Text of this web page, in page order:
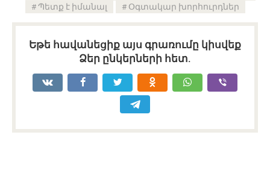
Պետք է իմանալ
Օգտակար խորհուրդներ
Եթե հավանեցիք այս գրառումը կիսվեք
Ձեր ընկերների հետ.